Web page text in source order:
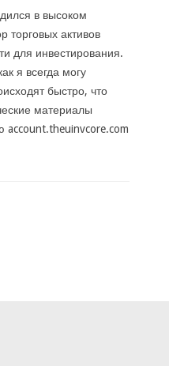
в высоком
торговых активов
для инвестирования.
я всегда могу
быстро, что
материалы